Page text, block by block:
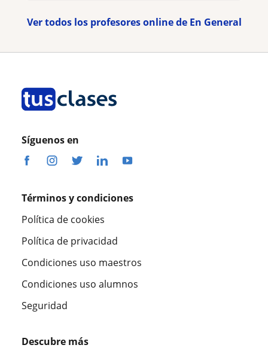
Ver todos los profesores online de En General
Síguenos en
Términos y condiciones
Política de cookies
Política de privacidad
Condiciones uso maestros
Condiciones uso alumnos
Seguridad
Descubre más